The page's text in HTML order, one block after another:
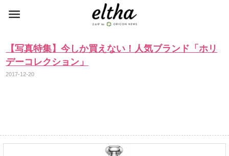
【写真特集】今しか買えない！人気ブランド「ホリ
デーコレクション」
2017-12-20